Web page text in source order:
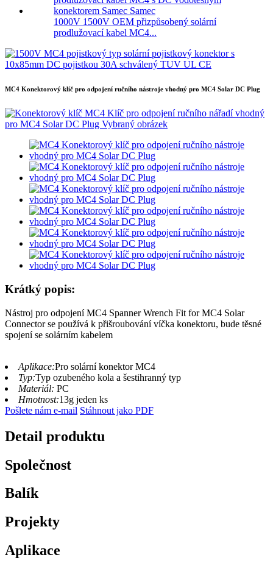
1000V 1500V OEM přizpůsobený solární
prodlužovací kabel MC4...
MC4 Konektorový klíč pro odpojení ručního nástroje vhodný pro MC4 Solar DC Plug
Krátký popis:
Nástroj pro odpojení MC4 Spanner Wrench Fit for MC4 Solar
Connector se používá k přišroubování víčka konektoru, bude těsné
spojení se solárním kabelem
Aplikace:Pro solární konektor MC4
Typ:Typ ozubeného kola a šestihranný typ
Materiál: PC
Hmotnost:13g jeden ks
Pošlete nám e-mail Stáhnout jako PDF
Detail produktu
Společnost
Balík
Projekty
Aplikace